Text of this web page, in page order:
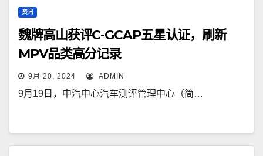
资讯
魏牌高山获评C-GCAP五星认证，刷新
MPV品类高分记录
9月 20, 2024 ADMIN
9月19日，中汽中心汽车测评管理中心（简…